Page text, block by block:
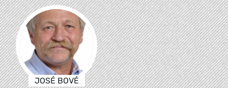
JOSÉ BOVÉ